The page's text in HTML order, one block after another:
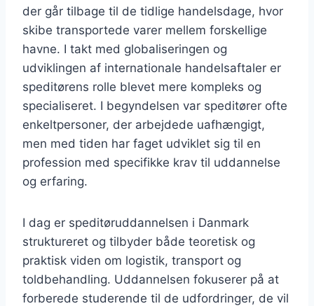
der går tilbage til de tidlige handelsdage, hvor
skibe transportede varer mellem forskellige
havne. I takt med globaliseringen og
udviklingen af internationale handelsaftaler er
speditørens rolle blevet mere kompleks og
specialiseret. I begyndelsen var speditører ofte
enkeltpersoner, der arbejdede uafhængigt,
men med tiden har faget udviklet sig til en
profession med specifikke krav til uddannelse
og erfaring.
I dag er speditøruddannelsen i Danmark
struktureret og tilbyder både teoretisk og
praktisk viden om logistik, transport og
toldbehandling. Uddannelsen fokuserer på at
forberede studerende til de udfordringer, de vil